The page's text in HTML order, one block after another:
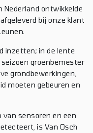
Nederland ontwikkelde
bij onze klant
inzetten; in de lente
groenbemester
grondbewerkingen,
moeten gebeuren en
van sensoren en een
is Van Osch